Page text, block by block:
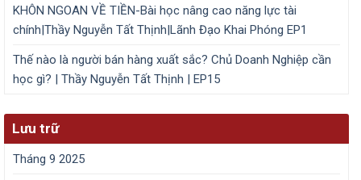
KHÔN NGOAN VỀ TIỀN-Bài học nâng cao năng lực tài
chính|Thầy Nguyễn Tất Thịnh|Lãnh Đạo Khai Phóng EP1
Thế nào là người bán hàng xuất sắc? Chủ Doanh Nghiệp cần
học gì? | Thầy Nguyễn Tất Thịnh | EP15
Lưu trữ
Tháng 9 2025